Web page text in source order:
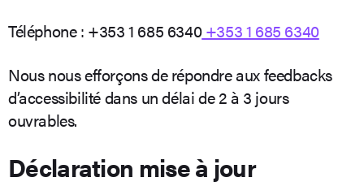
Téléphone : +353 1 685 6340+353 1 685 6340
Nous nous efforçons de répondre aux feedbacks
d’accessibilité dans un délai de 2 à 3 jours
ouvrables.
Déclaration mise à jour